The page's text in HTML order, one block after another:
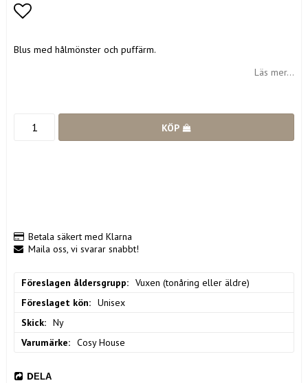
Blus med hålmönster och puffärm.
Läs mer...
KÖP
Betala säkert med Klarna
Maila oss, vi svarar snabbt!
Föreslagen åldersgrupp
Vuxen (tonåring eller äldre)
Föreslaget kön
Unisex
Skick
Ny
Varumärke
Cosy House
DELA